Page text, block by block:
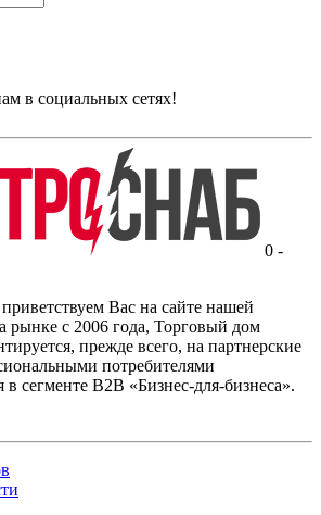
в социальных сетях!
0 -
Вас на сайте нашей
рынке с 2006 года, Торговый дом
прежде всего, на партнерские
потребителями
в сегменте B2B «Бизнес-для-бизнеса».